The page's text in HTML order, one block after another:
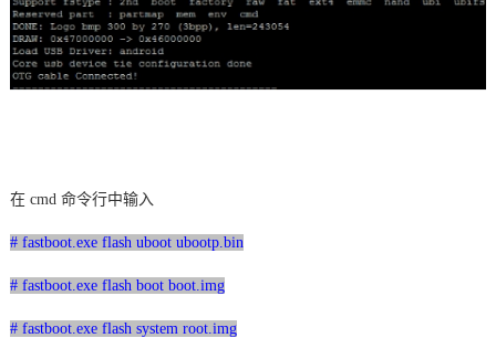
在cmd 命令行中输入
# fastboot.exe flash uboot ubootp.bin
# fastboot.exe flash boot boot.img
# fastboot.exe flash system root.img